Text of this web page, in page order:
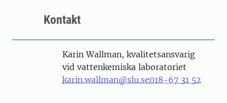
Kontakt
Karin Wallman, kvalitetsansvarig
vid vattenkemiska laboratoriet
karin.wallman@slu.se018-67 31 52